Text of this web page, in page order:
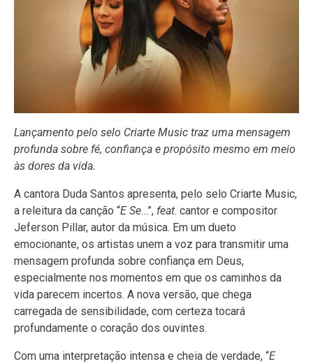
Lançamento pelo selo Criarte Music traz uma mensagem
profunda sobre fé, confiança e propósito mesmo em meio
às dores da vida.
A cantora Duda Santos apresenta, pelo selo Criarte Music,
a releitura da canção “E Se…”, feat. cantor e compositor
Jeferson Pillar, autor da música. Em um dueto
emocionante, os artistas unem a voz para transmitir uma
mensagem profunda sobre confiança em Deus,
especialmente nos momentos em que os caminhos da
vida parecem incertos. A nova versão, que chega
carregada de sensibilidade, com certeza tocará
profundamente o coração dos ouvintes.
Com uma interpretação intensa e cheia de verdade, “E